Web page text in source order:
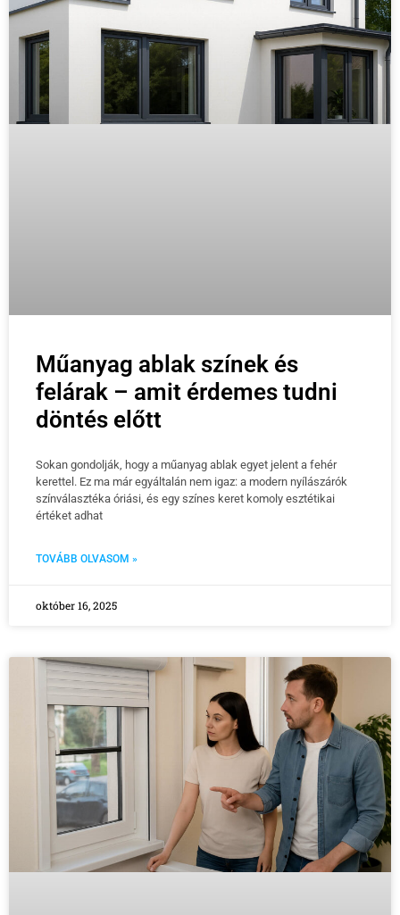
Műanyag ablak színek és
felárak – amit érdemes tudni
döntés előtt
Sokan gondolják, hogy a műanyag ablak egyet jelent a fehér
kerettel. Ez ma már egyáltalán nem igaz: a modern nyílászárók
színválasztéka óriási, és egy színes keret komoly esztétikai
értéket adhat
TOVÁBB OLVASOM »
október 16, 2025